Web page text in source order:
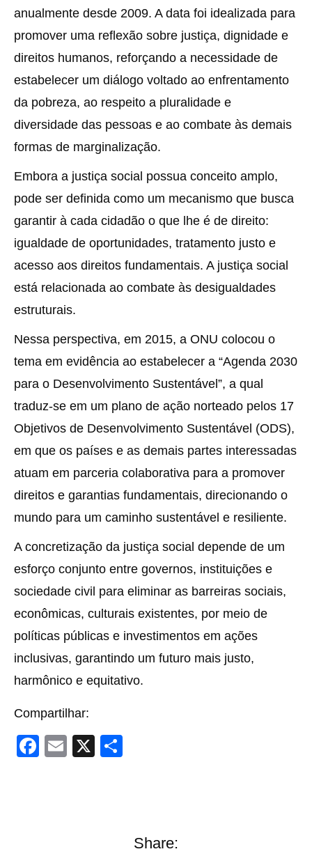
anualmente desde 2009. A data foi idealizada para
promover uma reflexão sobre justiça, dignidade e
direitos humanos, reforçando a necessidade de
estabelecer um diálogo voltado ao enfrentamento
da pobreza, ao respeito a pluralidade e
diversidade das pessoas e ao combate às demais
formas de marginalização.
Embora a justiça social possua conceito amplo,
pode ser definida como um mecanismo que busca
garantir à cada cidadão o que lhe é de direito:
igualdade de oportunidades, tratamento justo e
acesso aos direitos fundamentais. A justiça social
está relacionada ao combate às desigualdades
estruturais.
Nessa perspectiva, em 2015, a ONU colocou o
tema em evidência ao estabelecer a “Agenda 2030
para o Desenvolvimento Sustentável”, a qual
traduz-se em um plano de ação norteado pelos 17
Objetivos de Desenvolvimento Sustentável (ODS),
em que os países e as demais partes interessadas
atuam em parceria colaborativa para a promover
direitos e garantias fundamentais, direcionando o
mundo para um caminho sustentável e resiliente.
A concretização da justiça social depende de um
esforço conjunto entre governos, instituições e
sociedade civil para eliminar as barreiras sociais,
econômicas, culturais existentes, por meio de
políticas públicas e investimentos em ações
inclusivas, garantindo um futuro mais justo,
harmônico e equitativo.
Compartilhar:
F
E
X
Share: